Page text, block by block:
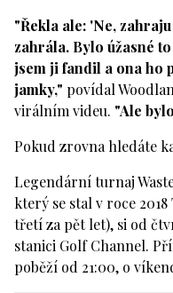
"Řekla ale: 'Ne,
zahrála. Bylo úžasné
jsem ji fandil a ona ho
jamky," povídal
virálním videu. "Ale
Pokud zrovna hledáte
Legendární turnaj
který se stal v roce
třetí za pět let), si od
stanici Golf Channel.
poběží od 21:00, o